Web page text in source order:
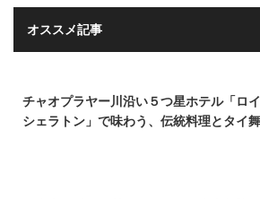
オススメ記事
チャオプラヤー川沿い５つ星ホテル「ロ
シェラトン」で味わう、伝統料理とタイ